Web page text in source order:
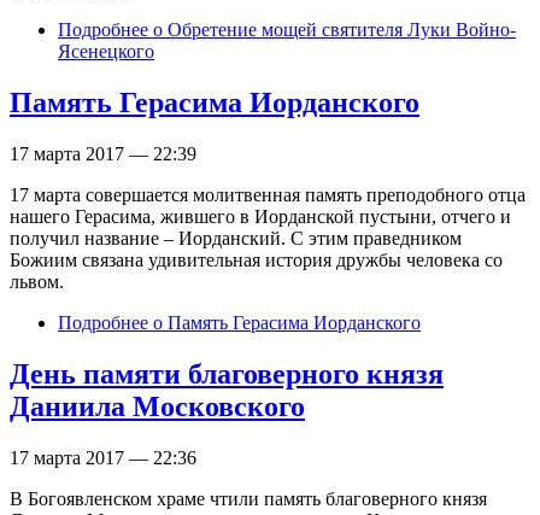
Подробнее о Обретение мощей святителя Луки Войно-
Ясенецкого
Память Герасима Иорданского
17 марта 2017 — 22:39
17 марта совершается молитвенная память преподобного отца
нашего Герасима, жившего в Иорданской пустыни, отчего и
получил название – Иорданский. С этим праведником
Божиим связана удивительная история дружбы человека со
львом.
Подробнее о Память Герасима Иорданского
День памяти благоверного князя
Даниила Московского
17 марта 2017 — 22:36
В Богоявленском храме чтили память благоверного князя